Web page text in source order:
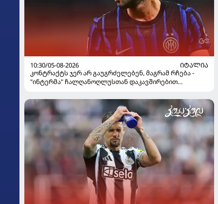
10:30/05-08-2026
ᲘᲢᲐᲚᲘᲐ
კონტრაქტს ჯერ არ გაუგრძელებენ, მაგრამ რჩება -
"ინტერმა" ჩალღანოღლუსთან დაკავშირებით